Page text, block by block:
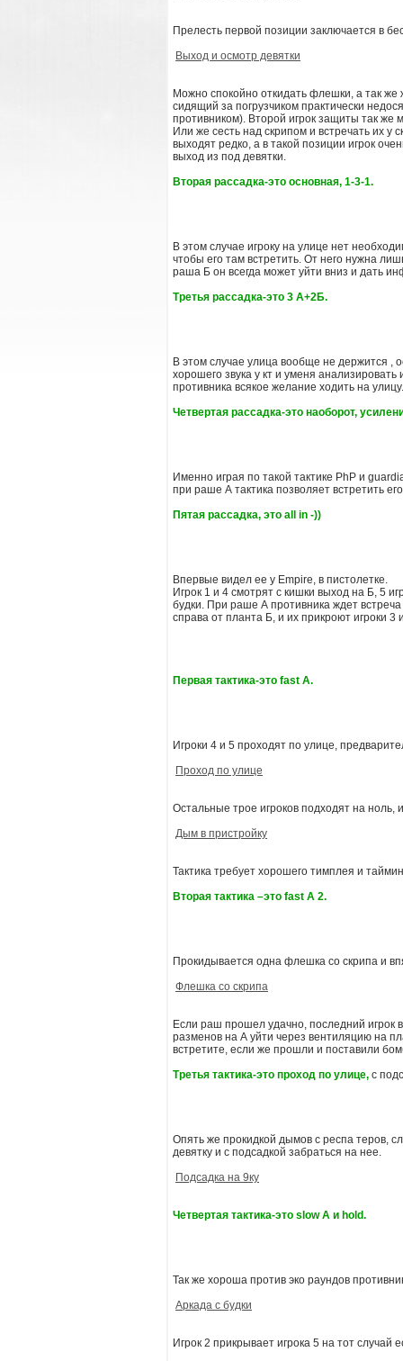
Прелесть первой позиции заключается в
Выход и осмотр девятки
Можно спокойно откидать флешки, а так
сидящий за погрузчиком практически
противником). Второй игрок защиты так же
Или же сесть над скрипом и встречать их
выходят редко, а в такой позиции игрок
выход из под девятки.
Вторая рассадка-это основная, 1-3-1.
В этом случае игроку на улице нет
чтобы его там встретить. От него нужна
раша Б он всегда может уйти вниз и дать
Третья рассадка-это 3 А+2Б.
В этом случае улица вообще не держится ,
хорошего звука у кт и уменя
противника всякое желание ходить на улицу.
Четвертая рассадка-это наоборот,
Именно играя по такой тактике PhP и
при раше А тактика позволяет встретить
Пятая рассадка, это all in -))
Впервые видел ее у Еmpire, в пистолетке.
Игрок 1 и 4 смотрят с кишки выход на Б, 5
будки. При раше А противника ждет
справа от планта Б, и их прикроют игроки 3
Первая тактика-это fast A.
Игроки 4 и 5 проходят по улице,
Проход по улице
Остальные трое игроков подходят на ноль,
Дым в пристройку
Тактика требует хорошего тимплея и
Вторая тактика –это fast A 2.
Прокидывается одна флешка со скрипа и
Флешка со скрипа
Если раш прошел удачно, последний игрок
разменов на А уйти через вентиляцию на
встретите, если же прошли и поставили
Третья тактика-это проход по улице, с
Опять же прокидкой дымов с респа теров,
девятку и с подсадкой забраться на нее.
Подсадка на 9ку
Четвертая тактика-это slow A и hold.
Так же хороша против эко раундов
Аркада с будки
Игрок 2 прикрывает игрока 5 на тот случай